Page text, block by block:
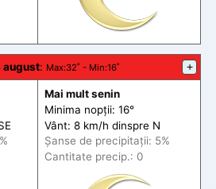
august: Max:32˚ - Min:16˚ +
Mai mult senin
Minima nopții: 16°
Vânt: 8 km/h dinspre N
Șanse de precipitații: 5%
Cantitate precip.: 0